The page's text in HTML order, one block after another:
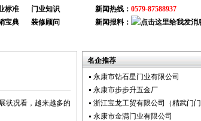
标准
门业知识
宝典
装修顾问
新闻热线：
新闻报料：
0579-87588937
状况看，越来越多的
名企推荐
永康市钻石星门业有限公司
永康市步步升五金厂
浙江宝龙工贸有限公司（精武门门
永康市金满门业有限公司